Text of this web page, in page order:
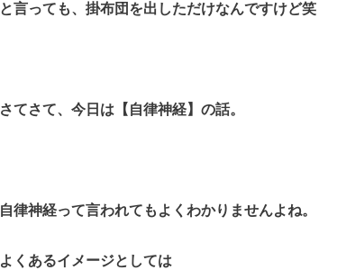
と言っても、掛布団を出しただけなんですけど笑
さてさて、今日は【自律神経】の話。
自律神経って言われてもよくわかりませんよね。
よくあるイメージとしては